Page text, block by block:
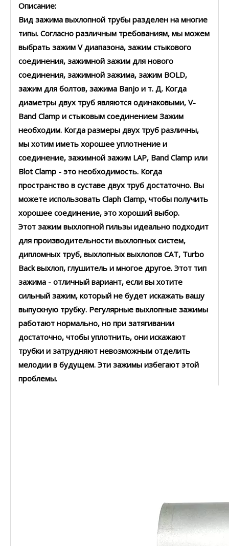
Описание:
Вид зажима выхлопной трубы разделен на многие
типы. Согласно различным требованиям, мы можем
выбрать зажим V диапазона, зажим стыкового
соединения, зажимной зажим для нового
соединения, зажимной зажима, зажим BOLD,
зажим для болтов, зажима Banjo и т. Д. Когда
диаметры двух труб являются одинаковыми, V-
Band Clamp и стыковым соединением Зажим
необходим. Когда размеры двух труб различны,
мы хотим иметь хорошее уплотнение и
соединение, зажимной зажим LAP, Band Clamp или
Blot Clamp - это необходимость. Когда
пространство в суставе двух труб достаточно. Вы
можете использовать Claph Clamp, чтобы получить
хорошее соединение, это хороший выбор.
Этот зажим выхлопной гильзы идеально подходит
для производительности выхлопных систем,
дипломных труб, выхлопных выхлопов CAT, Turbo
Back выхлоп, глушитель и многое другое. Этот тип
зажима - отличный вариант, если вы хотите
сильный зажим, который не будет искажать вашу
выпускную трубку. Регулярные выхлопные зажимы
работают нормально, но при затягивании
достаточно, чтобы уплотнить, они искажают
трубки и затрудняют невозможным отделить
мелодии в будущем. Эти зажимы избегают этой
проблемы.